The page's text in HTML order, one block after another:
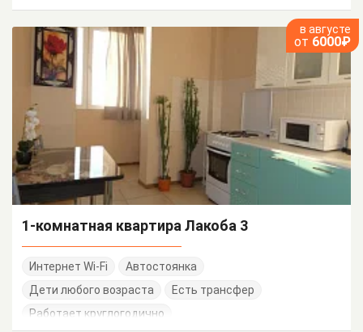
в августе
от 6000₽
1-комнатная квартира Лакоба 3
Интернет Wi-Fi
Автостоянка
Дети любого возраста
Есть трансфер
Работает круглогодично